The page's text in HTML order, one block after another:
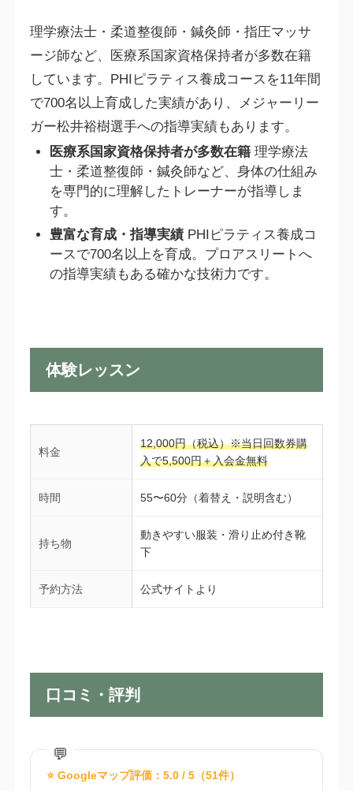
理学療法士・柔道整復師・鍼灸師・指圧マッサ
ージ師など、医療系国家資格保持者が多数在籍
しています。PHIピラティス養成コースを11年間
で700名以上育成した実績があり、メジャーリー
ガー松井裕樹選手への指導実績もあります。
医療系国家資格保持者が多数在籍 理学療法
士・柔道整復師・鍼灸師など、身体の仕組み
を専門的に理解したトレーナーが指導しま
す。
豊富な育成・指導実績 PHIピラティス養成コ
ースで700名以上を育成。プロアスリートへ
の指導実績もある確かな技術力です。
体験レッスン
料金
12,000円（税込）※当日回数券購
入で5,500円＋入会金無料
時間 55〜60分（着替え・説明含む）
持ち物
動きやすい服装・滑り止め付き靴
下
予約方法 公式サイトより
口コミ・評判
⭐ Googleマップ評価：5.0 / 5（51件）